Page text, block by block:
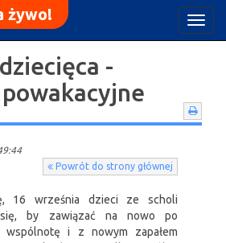
-
Powrót do strony głównej
16 września dzieci ze scholi
się, by zawiązać na nowo po
wspólnotę i z nowym zapałem
żywo!